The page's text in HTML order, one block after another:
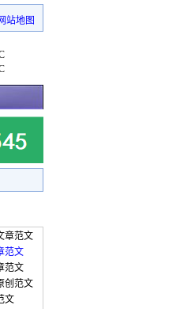
站地图
章范文
范文
范文
创范文
文